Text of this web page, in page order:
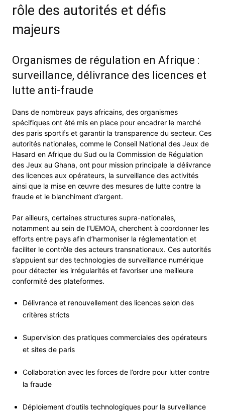
rôle des autorités et défis
majeurs
Organismes de régulation en Afrique :
surveillance, délivrance des licences et
lutte anti-fraude
Dans de nombreux pays africains, des organismes
spécifiques ont été mis en place pour encadrer le marché
des paris sportifs et garantir la transparence du secteur. Ces
autorités nationales, comme le Conseil National des Jeux de
Hasard en Afrique du Sud ou la Commission de Régulation
des Jeux au Ghana, ont pour mission principale la délivrance
des licences aux opérateurs, la surveillance des activités
ainsi que la mise en œuvre des mesures de lutte contre la
fraude et le blanchiment d’argent.
Par ailleurs, certaines structures supra-nationales,
notamment au sein de l’UEMOA, cherchent à coordonner les
efforts entre pays afin d’harmoniser la réglementation et
faciliter le contrôle des acteurs transnationaux. Ces autorités
s’appuient sur des technologies de surveillance numérique
pour détecter les irrégularités et favoriser une meilleure
conformité des plateformes.
Délivrance et renouvellement des licences selon des
critères stricts
Supervision des pratiques commerciales des opérateurs
et sites de paris
Collaboration avec les forces de l’ordre pour lutter contre
la fraude
Déploiement d’outils technologiques pour la surveillance